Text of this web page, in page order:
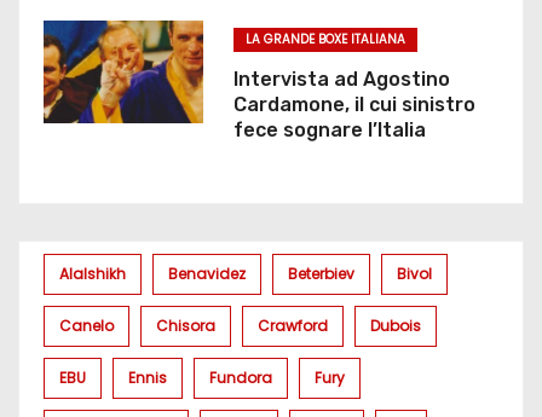
LA GRANDE BOXE ITALIANA
Intervista ad Agostino
Cardamone, il cui sinistro
fece sognare l’Italia
Alalshikh Benavidez Beterbiev Bivol
Canelo Chisora Crawford Dubois
EBU Ennis Fundora Fury